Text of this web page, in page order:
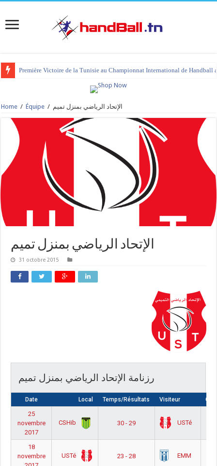
Première Victoire de la Tunisie au Championnat International de Handball
tournoi international Hammamet 2023 : programme et liste des joueurs
Home / Équipe / الإتحاد الرياضي بمنزل تميم
الإتحاد الرياضي بمنزل تميم
31 octobre 2015
رزنامة الإتحاد الرياضي بمنزل تميم
Date Local Temps/Résultats Visiteur
25
novembre
2017
CSHib 30 - 29 USTé
18
novembre
USTé 23 - 28 EMM